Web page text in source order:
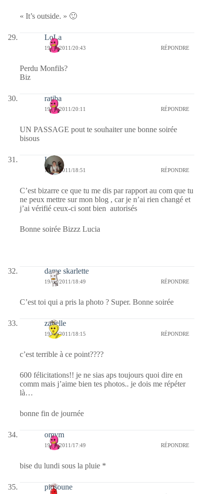
« It’s outside. » 🙂
LoLa
19/09/2011/20:43 RÉPONDRE
Perdu Monfils?
Biz
ratiba
19/09/2011/20:11 RÉPONDRE
UN PASSAGE pout te souhaiter une bonne soirée
bisous
Lucia
19/09/2011/18:51 RÉPONDRE
C’est bizarre ce que tu me dis par rapport au com que tu
ne peux mettre sur mon blog , car je n’ai rien changé et
j’ai vérifié ceux-ci sont bien autorisés
Bonne soirée Bizzz Lucia
dame skarlette
19/09/2011/18:49 RÉPONDRE
C’est toi qui a pris la photo ? Super. Bonne soirée
zabelle
19/09/2011/18:15 RÉPONDRE
c’est terrible à ce point????
600 félicitations!! je ne sias aps toujours quoi dire en
comm mais j’aime bien tes photos.. je dois me répéter
là…
bonne fin de journée
omvm
19/09/2011/17:49 RÉPONDRE
bise du lundi sous la pluie *
piosoune